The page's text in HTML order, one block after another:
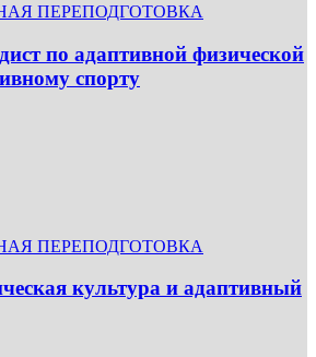
ПЕРЕПОДГОТОВКА
по адаптивной физической
спорту
ПЕРЕПОДГОТОВКА
культура и адаптивный